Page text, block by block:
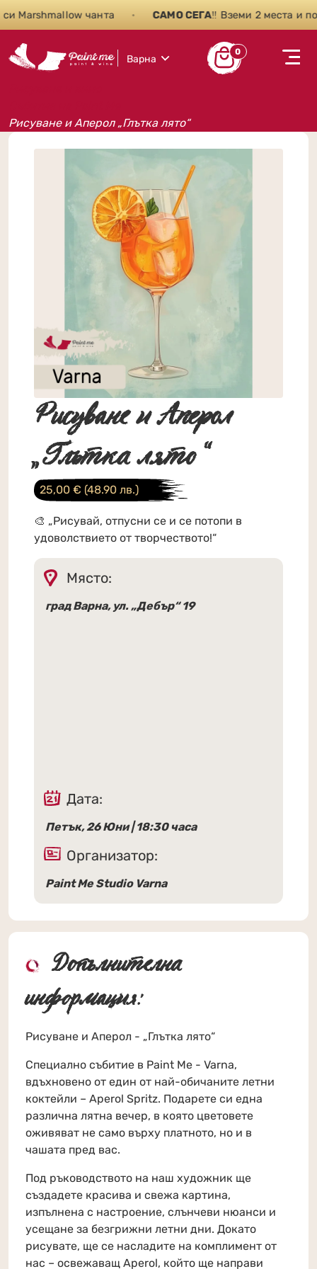
чанта САМО СЕГА‼️ Вземи 2 места и
Варна
0
Рисуване и Аперол „Глътка лято“
Рисуване и Аперол
„Глътка лято“
25,00 € (48.90 лв.)
🎨 „Рисувай, отпусни се и се потопи в
удоволствието от творчеството!“
Място:
град Варна, ул. „Дебър“ 19
Дата:
Петък, 26 Юни | 18:30 часа
Организатор:
Paint Me Studio Varna
Допълнителна
информация:
Рисуване и Аперол - „Глътка лято“
Специално събитие в Paint Me - Varna,
вдъхновено от един от най-обичаните летни
коктейли – Aperol Spritz. Подарете си една
различна лятна вечер, в която цветовете
оживяват не само върху платното, но и в
чашата пред вас.
Под ръководството на наш художник ще
създадете красива и свежа картина,
изпълнена с настроение, слънчеви нюанси и
усещане за безгрижни летни дни. Докато
рисувате, ще се насладите на комплимент от
нас – освежаващ Aperol, който ще направи